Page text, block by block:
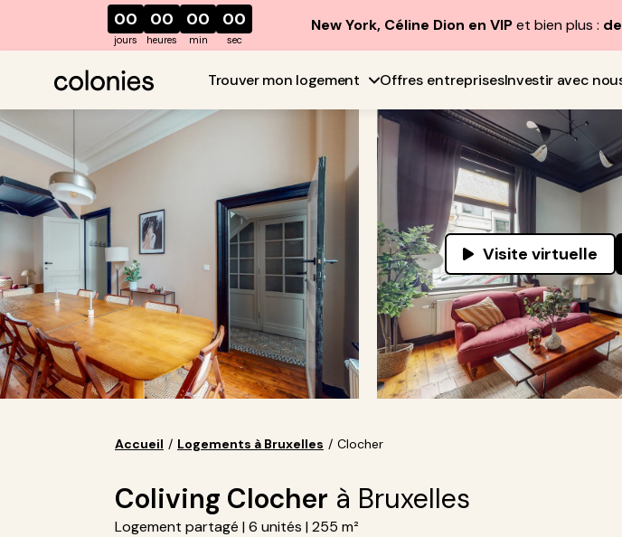
00
jours
00
heures
00
min
00
sec
New York, Céline Dion en VIPet bien plus :
Trouver mon logement Offres entreprisesInvestir avec
Visite virtuelle
Accueil / Logements à Bruxelles / Clocher
Coliving Clocher à Bruxelles
Logement partagé | 6 unités | 255 m²